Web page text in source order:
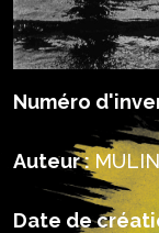
Numéro
Auteur :
Date de